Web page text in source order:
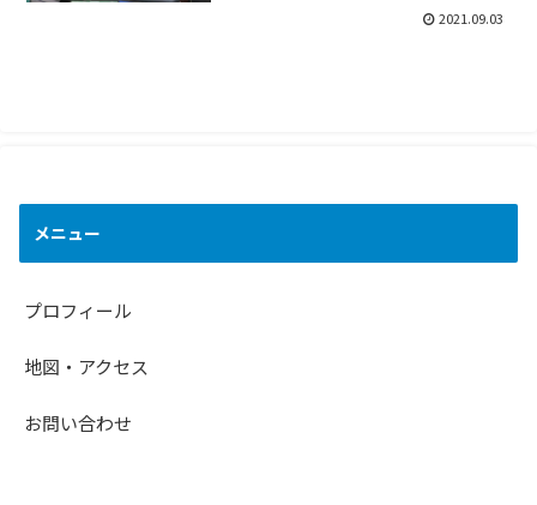
2021.09.03
メニュー
プロフィール
地図・アクセス
お問い合わせ